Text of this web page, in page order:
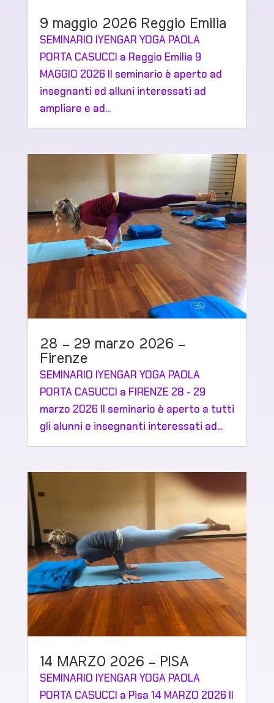
9 maggio 2026 Reggio Emilia
SEMINARIO IYENGAR YOGA PAOLA
PORTA CASUCCI a Reggio Emilia 9
MAGGIO 2026 Il seminario è aperto ad
insegnanti ed alluni interessati ad
ampliare e ad...
28 – 29 marzo 2026 –
Firenze
SEMINARIO IYENGAR YOGA PAOLA
PORTA CASUCCI a FIRENZE 28 - 29
marzo 2026 Il seminario è aperto a tutti
gli alunni e insegnanti interessati ad...
14 MARZO 2026 – PISA
SEMINARIO IYENGAR YOGA PAOLA
PORTA CASUCCI a Pisa 14 MARZO 2026 Il